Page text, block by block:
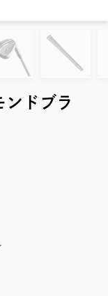
ドブラ